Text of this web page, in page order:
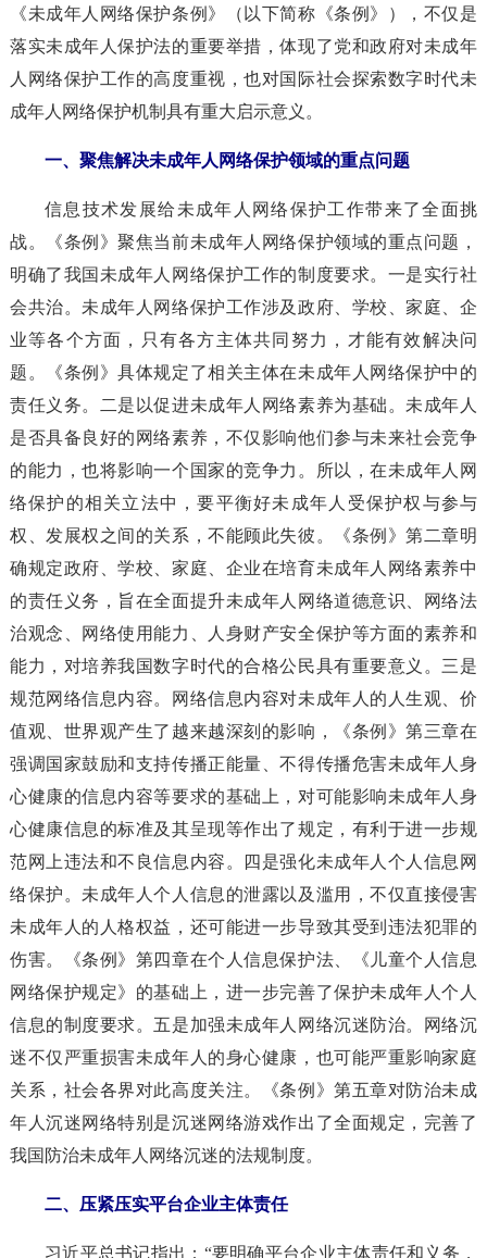
《未成年人网络保护条例》（以下简称《条例》），不仅是
落实未成年人保护法的重要举措，体现了党和政府对未成年
人网络保护工作的高度重视，也对国际社会探索数字时代未
成年人网络保护机制具有重大启示意义。
一、聚焦解决未成年人网络保护领域的重点问题
信息技术发展给未成年人网络保护工作带来了全面挑
战。《条例》聚焦当前未成年人网络保护领域的重点问题，
明确了我国未成年人网络保护工作的制度要求。一是实行社
会共治。未成年人网络保护工作涉及政府、学校、家庭、企
业等各个方面，只有各方主体共同努力，才能有效解决问
题。《条例》具体规定了相关主体在未成年人网络保护中的
责任义务。二是以促进未成年人网络素养为基础。未成年人
是否具备良好的网络素养，不仅影响他们参与未来社会竞争
的能力，也将影响一个国家的竞争力。所以，在未成年人网
络保护的相关立法中，要平衡好未成年人受保护权与参与
权、发展权之间的关系，不能顾此失彼。《条例》第二章明
确规定政府、学校、家庭、企业在培育未成年人网络素养中
的责任义务，旨在全面提升未成年人网络道德意识、网络法
治观念、网络使用能力、人身财产安全保护等方面的素养和
能力，对培养我国数字时代的合格公民具有重要意义。三是
规范网络信息内容。网络信息内容对未成年人的人生观、价
值观、世界观产生了越来越深刻的影响，《条例》第三章在
强调国家鼓励和支持传播正能量、不得传播危害未成年人身
心健康的信息内容等要求的基础上，对可能影响未成年人身
心健康信息的标准及其呈现等作出了规定，有利于进一步规
范网上违法和不良信息内容。四是强化未成年人个人信息网
络保护。未成年人个人信息的泄露以及滥用，不仅直接侵害
未成年人的人格权益，还可能进一步导致其受到违法犯罪的
伤害。《条例》第四章在个人信息保护法、《儿童个人信息
网络保护规定》的基础上，进一步完善了保护未成年人个人
信息的制度要求。五是加强未成年人网络沉迷防治。网络沉
迷不仅严重损害未成年人的身心健康，也可能严重影响家庭
关系，社会各界对此高度关注。《条例》第五章对防治未成
年人沉迷网络特别是沉迷网络游戏作出了全面规定，完善了
我国防治未成年人网络沉迷的法规制度。
二、压紧压实平台企业主体责任
习近平总书记指出：“要明确平台企业主体责任和义务，